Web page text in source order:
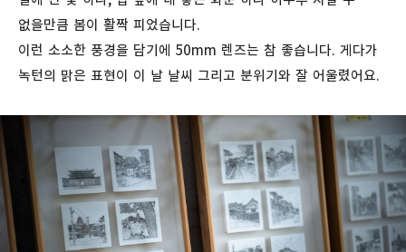
없을만큼 봄이 활짝 피었습니다.
이런 소소한 풍경을 담기에 50mm 렌즈는 참 좋습니다. 게다가
녹턴의 맑은 표현이 이 날 날씨 그리고 분위기와 잘 어울렸어요.